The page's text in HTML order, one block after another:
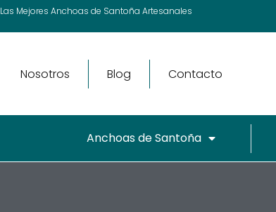
Ir
Las Mejores Anchoas de Santoña Artesanales
Nosotros Blog Contacto
Anchoas de Santoña